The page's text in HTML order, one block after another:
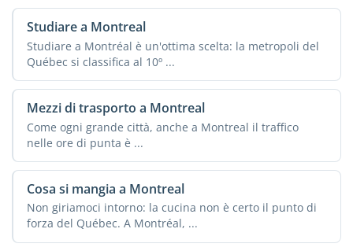
Studiare a Montreal
Studiare a Montréal è un'ottima scelta: la metropoli del
Québec si classifica al 10º ...
Mezzi di trasporto a Montreal
Come ogni grande città, anche a Montreal il traffico
nelle ore di punta è ...
Cosa si mangia a Montreal
Non giriamoci intorno: la cucina non è certo il punto di
forza del Québec. A Montréal, ...